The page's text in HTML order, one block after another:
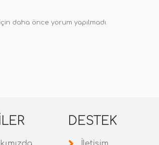
daha önce yorum yapılmadı.
DESTEK